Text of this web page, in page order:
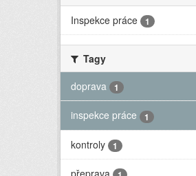
Inspekce práce
1
Tagy
doprava
1
inspekce práce 1
kontroly 1
přeprava